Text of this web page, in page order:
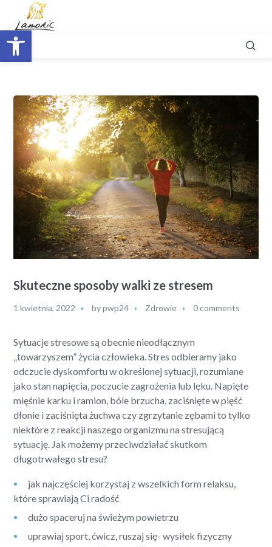
Otwórz pasek narzędzi
Skuteczne sposoby walki ze stresem
1 kwietnia, 2022 bypwp24 Zdrowie 0 comments
Sytuacje stresowe są obecnie nieodłącznym
„towarzyszem” życia człowieka. Stres odbieramy jako
odczucie dyskomfortu w określonej sytuacji, rozumiane
jako stan napięcia, poczucie zagrożenia lub lęku. Napięte
mięśnie karku i ramion, bóle brzucha, zaciśnięte w pięść
dłonie i zaciśnięta żuchwa czy zgrzytanie zębami to tylko
niektóre z reakcji naszego organizmu na stresującą
sytuację. Jak możemy przeciwdziałać skutkom
długotrwałego stresu?
jak najczęściej korzystaj z wszelkich form relaksu,
które sprawiają Ci radość
dużo spaceruj na świeżym powietrzu
uprawiaj sport, ćwicz, ruszaj się- wysiłek fizyczny